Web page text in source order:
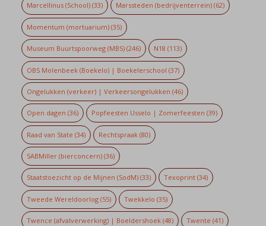
Marcellinus (School)(33) Marssteden (bedrijventerrein) (62)
Momentum (mortuarium)(35)
Museum Buurtspoorweg (MBS)(246) N18 (113)
OBS Molenbeek (Boekelo) | Boekelerschool (37)
Ongelukken (verkeer) | Verkeersongelukken (46)
Open dagen (36) Popfeesten Usselo | Zomerfeesten (39)
Raad van State (34) Rechtspraak (80)
SABMiller (bierconcern)(36)
Staatstoezicht op de Mijnen (SodM)(33) Texoprint (34)
Tweede Wereldoorlog(55) Twekkelo (35)
Twence (afvalverwerking) | Boeldershoek(48) Twente (41)